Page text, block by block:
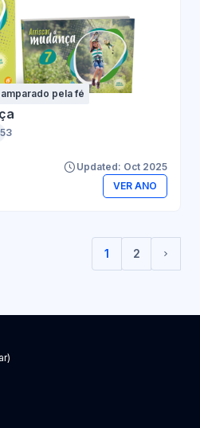
pela fé
Updated: Oct 2025
VER ANO
1
(current)
2
)